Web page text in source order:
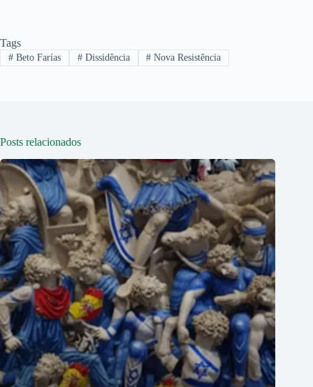
Tags
#Beto Farías #Dissidência # Nova Resistência
Posts relacionados